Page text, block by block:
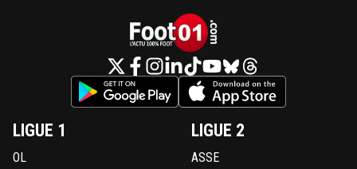
LIGUE 1
OL
LIGUE 2
ASSE